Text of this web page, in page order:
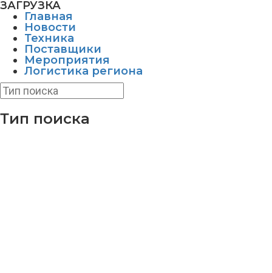
ЗАГРУЗКА
Главная
Новости
Техника
Поставщики
Мероприятия
Логистика региона
Тип поиска